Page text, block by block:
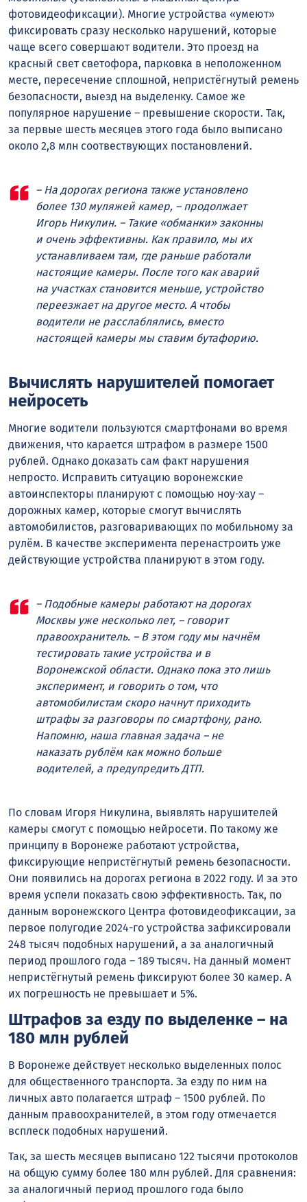
фотовидеофиксации). Многие устройства «умеют»
фиксировать сразу несколько нарушений, которые
чаще всего совершают водители. Это проезд на
красный свет светофора, парковка в неположенном
месте, пересечение сплошной, непристёгнутый ремень
безопасности, выезд на выделенку. Самое же
популярное нарушение – превышение скорости. Так,
за первые шесть месяцев этого года было выписано
около 2,8 млн соотвествующих постановлений.
– На дорогах региона также установлено
более 130 муляжей камер, – продолжает
Игорь Никулин. – Такие «обманки» законны
и очень эффективны. Как правило, мы их
устанавливаем там, где раньше работали
настоящие камеры. После того как аварий
на участках становится меньше, устройство
переезжает на другое место. А чтобы
водители не расслаблялись, вместо
настоящей камеры мы ставим бутафорию.
Вычислять нарушителей помогает
нейросеть
Многие водители пользуются смартфонами во время
движения, что карается штрафом в размере 1500
рублей. Однако доказать сам факт нарушения
непросто. Исправить ситуацию воронежские
автоинспекторы планируют с помощью ноу-хау –
дорожных камер, которые смогут вычислять
автомобилистов, разговаривающих по мобильному за
рулём. В качестве эксперимента перенастроить уже
действующие устройства планируют в этом году.
– Подобные камеры работают на дорогах
Москвы уже несколько лет, – говорит
правоохранитель. – В этом году мы начнём
тестировать такие устройства и в
Воронежской области. Однако пока это лишь
эксперимент, и говорить о том, что
автомобилистам скоро начнут приходить
штрафы за разговоры по смартфону, рано.
Напомню, наша главная задача – не
наказать рублём как можно больше
водителей, а предупредить ДТП.
По словам Игоря Никулина, выявлять нарушителей
камеры смогут с помощью нейросети. По такому же
принципу в Воронеже работают устройства,
фиксирующие непристёгнутый ремень безопасности.
Они появились на дорогах региона в 2022 году. И за это
время успели показать свою эффективность. Так, по
данным воронежского Центра фотовидеофиксации, за
первое полугодие 2024-го устройства зафиксировали
248 тысяч подобных нарушений, а за аналогичный
период прошлого года – 189 тысяч. На данный момент
непристёгнутый ремень фиксируют более 30 камер. А
их погрешность не превышает и 5%.
Штрафов за езду по выделенке – на
180 млн рублей
В Воронеже действует несколько выделенных полос
для общественного транспорта. За езду по ним на
личных авто полагается штраф – 1500 рублей. По
данным правоохранителей, в этом году отмечается
всплеск подобных нарушений.
Так, за шесть месяцев выписано 122 тысячи протоколов
на общую сумму более 180 млн рублей. Для сравнения:
за аналогичный период прошлого года было